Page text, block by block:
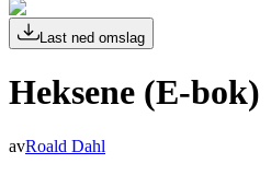
Last ned omslag
Heksene (E-bok)
avRoald Dahl